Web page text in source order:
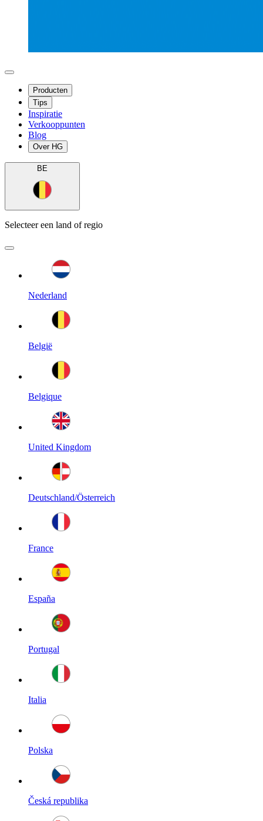
Producten
Tips
Inspiratie
Verkooppunten
Blog
Over HG
BE
Selecteer een land of regio
Nederland
België
Belgique
United Kingdom
Deutschland/Österreich
France
España
Portugal
Italia
Polska
Česká republika